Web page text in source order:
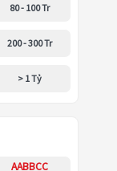
80 - 100 Tr
200 - 300 Tr
> 1 Tỷ
AABBCC